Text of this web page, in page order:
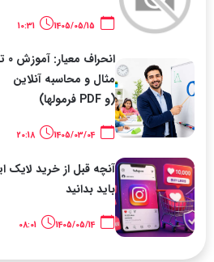
10:31
مثال و محاسبه آنلاین
(و PDF فرمولها)
1405/03/04
20:18
آنچه قبل از خرید لایک
باید بدانید
1405/05/14
08:01